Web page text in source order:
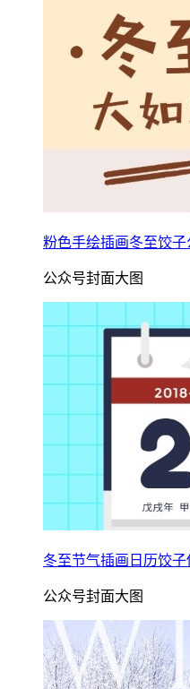
粉色手绘插画冬至饺子
公众号封面大图
冬至节气插画日历饺
公众号封面大图